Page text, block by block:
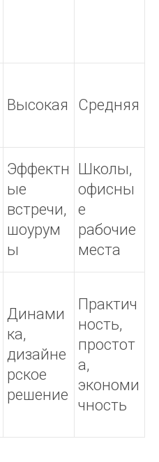
Высокая Средняя
Эффектн
ые
встречи,
шоурум
ы
Школы,
офисны
е
рабочие
места
Динами
ка,
дизайне
рское
решение
Практич
ность,
простот
а,
экономи
чность